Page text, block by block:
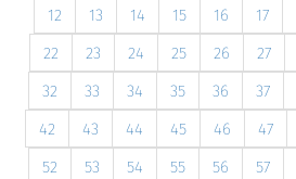
12
13 14 15 16 17
22
23 24 25 26 27
32
33 34 35 36 37
42
43 44 45 46 47
52
53 54 55 56 57